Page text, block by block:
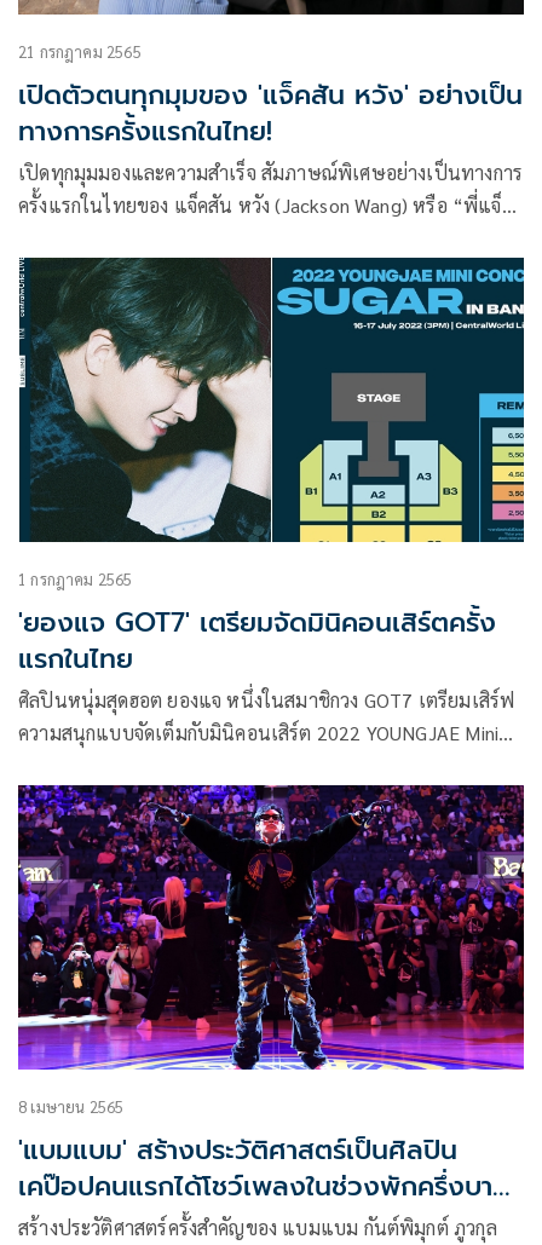
21 กรกฎาคม 2565
เปิดตัวตนทุกมุมของ 'แจ็คสัน หวัง' อย่างเป็น
ทางการครั้งแรกในไทย!
เปิดทุกมุมมองและความสำเร็จ สัมภาษณ์พิเศษอย่างเป็นทางการ
ครั้งแรกในไทยของ แจ็คสัน หวัง (Jackson Wang) หรือ “พี่แจ็ค”
ชาวไทยจำนวนมาก ที่ก่อนหน้านี้มาโชว์คอนเสิร์ตเปิดศึกแดง
เดือดที่เมืองไทย และได้รับการตอบรับเป็นอย่างดีจากแฟน ๆ
และผู้ชมจำนวนไม่น้อย ล่าสุดวู้ดดี้ไม่รอช้าหลังจากพี่แจ็คบอกว่า
อยากคุยกับ Woody Talk จัดให้แบบจุกๆ
#JacksonwangxWoodyFM เผยมุมลับๆ แบบเข้าถึงตัวตนที่
ชัดเจนของพี่แจ็คที่หลายคนอาจยังไม่เคยรู้ ในรายการ WOODY
FM
1 กรกฎาคม 2565
'ยองแจ GOT7' เตรียมจัดมินิคอนเสิร์ตครั้ง
แรกในไทย
ศิลปินหนุ่มสุดฮอต ยองแจ หนึ่งในสมาชิกวง GOT7 เตรียมเสิร์ฟ
ความสนุกแบบจัดเต็มกับมินิคอนเสิร์ต 2022 YOUNGJAE Mini
ร่วมดื่มด่ำ และเพลิดเพลินไปกับมินิคอนเสิร์ตทัวร์ที่จะมาจัดให้
แฟนๆ ชาวไทยได้ชมกันในวันที่ 16-17 กรกฎาคมนี้ ณ Central
World Live Hall
8 เมษายน 2565
'แบมแบม' สร้างประวัติศาสตร์เป็นศิลปิน
เคป๊อปคนแรกได้โชว์เพลงในช่วงพักครึ่งบาส
NBA
สร้างประวัติศาสตร์ครั้งสำคัญของ แบมแบม กันต์พิมุกต์ ภูวกุล